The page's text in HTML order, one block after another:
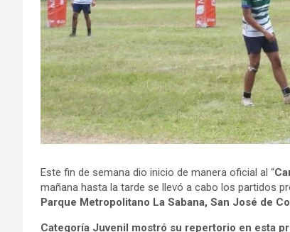
Este fin de semana dio inicio de manera oficial al “
mañana hasta la tarde se llevó a cabo los partidos
Parque Metropolitano La Sabana, San José de
Categoría Juvenil mostró su repertorio en esta